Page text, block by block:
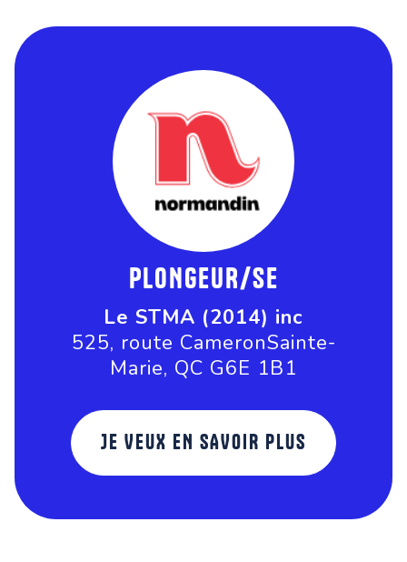
PLONGEUR/SE
Le STMA (2014) inc
525, route CameronSainte-
Marie, QC G6E 1B1
JE VEUX EN SAVOIR PLUS